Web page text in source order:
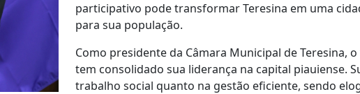
participativo pode transformar Teresina em uma
para sua população.
Como presidente da Câmara Municipal de Teresina,
tem consolidado sua liderança na capital piauiense.
trabalho social quanto na gestão eficiente, sendo